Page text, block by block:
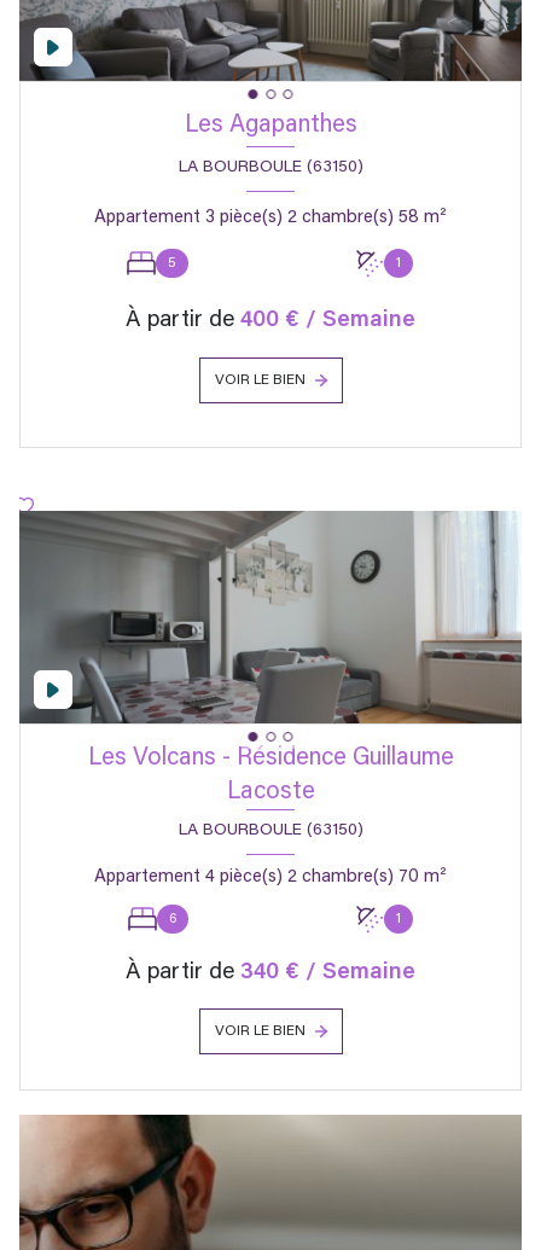
Les Agapanthes
LA BOURBOULE (63150)
Appartement 3 pièce(s) 2 chambre(s) 58 m²
5 1
À partir de 400 € / Semaine
VOIR LE BIEN
Les Volcans - Résidence Guillaume
Lacoste
LA BOURBOULE (63150)
Appartement 4 pièce(s) 2 chambre(s) 70 m²
6 1
À partir de 340 € / Semaine
VOIR LE BIEN